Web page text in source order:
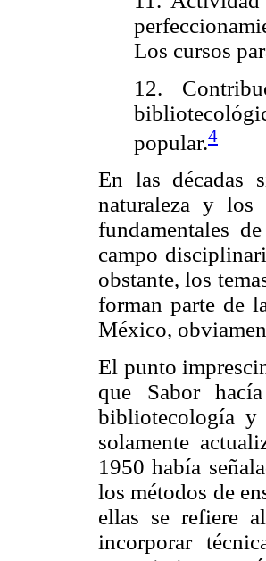
Los cursos
12.
popular.4
En las décadas
naturaleza y los
fundamentales
campo
obstante, los
forman parte de
México,
El punto
que Sabor
bibliotecología y
solamente
1950 había
los métodos de
ellas se refiere
incorporar